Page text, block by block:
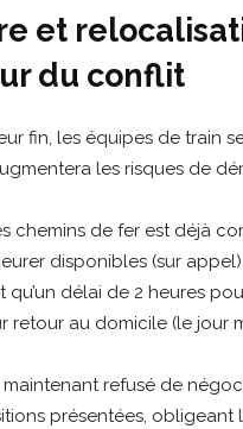
et
du conflit
fin, les équipes de train
les risques de
chemins de fer est déjà
disponibles (sur
qu’un délai de 2 heures
retour au domicile (le jour
maintenant refusé de
présentées, obligeant